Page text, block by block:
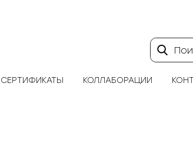
КОЛЛАБОРАЦИИ